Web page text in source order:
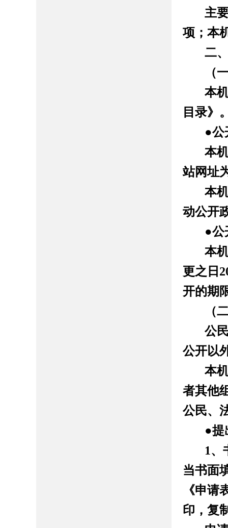
主
项；本
二
（
本
目录》
●公
本
站网址
本
动公开
●公
本
更之日
开的期
（
公
公开以
本
者其他
公民、
●提
1、
当书面
《申
印，复